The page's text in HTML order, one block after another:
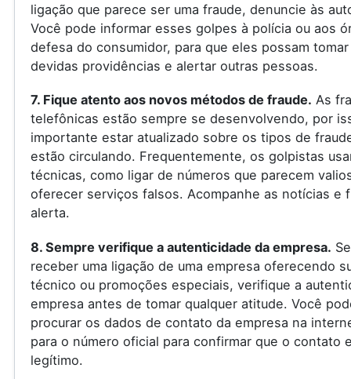
ligação que parece ser uma fraude, denuncie às
Você pode informar esses golpes à polícia ou aos
defesa do consumidor, para que eles possam tomar
devidas providências e alertar outras pessoas.
7. Fique atento aos novos métodos de fraude. As
telefônicas estão sempre se desenvolvendo, por
importante estar atualizado sobre os tipos de
estão circulando. Frequentemente, os golpistas
técnicas, como ligar de números que parecem
oferecer serviços falsos. Acompanhe as notícias e
alerta.
8. Sempre verifique a autenticidade da empresa.
receber uma ligação de uma empresa oferecendo
técnico ou promoções especiais, verifique a
empresa antes de tomar qualquer atitude. Você
procurar os dados de contato da empresa na
para o número oficial para confirmar que o contato
legítimo.